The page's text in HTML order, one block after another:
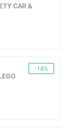
CAR &
-14%